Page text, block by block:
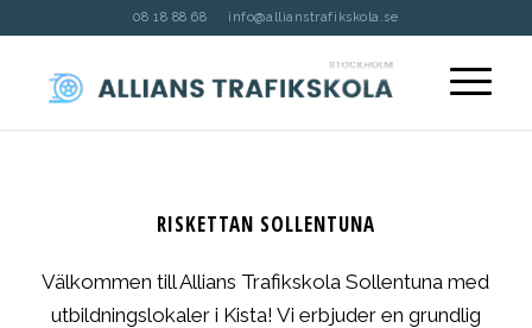
08 18 88 68 info@allianstrafikskola.se
RISKETTAN SOLLENTUNA
Välkommen till Allians Trafikskola Sollentuna med
utbildningslokaler i Kista! Vi erbjuder en grundlig